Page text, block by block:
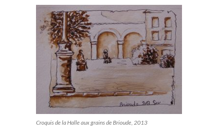
Croquis de la Halle aux grains de Brioude, 2013